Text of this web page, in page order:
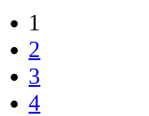
1
2
3
4